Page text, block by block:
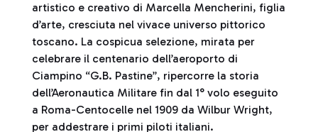
artistico e creativo di Marcella Mencherini, figlia
d’arte, cresciuta nel vivace universo pittorico
toscano. La cospicua selezione, mirata per
celebrare il centenario dell’aeroporto di
Ciampino “G.B. Pastine”, ripercorre la storia
dell’Aeronautica Militare fin dal 1° volo eseguito
a Roma-Centocelle nel 1909 da Wilbur Wright,
per addestrare i primi piloti italiani.